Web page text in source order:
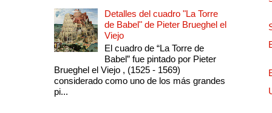
Detalles del cuadro "La Torre
de Babel" de Pieter Brueghel el
Viejo
El cuadro de “La Torre de
Babel” fue pintado por Pieter
Brueghel el Viejo , (1525 - 1569)
considerado como uno de los más grandes
pi...